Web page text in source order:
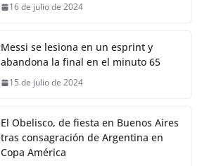
16 de julio de 2024
Messi se lesiona en un esprint y
abandona la final en el minuto 65
15 de julio de 2024
El Obelisco, de fiesta en Buenos Aires
tras consagración de Argentina en
Copa América